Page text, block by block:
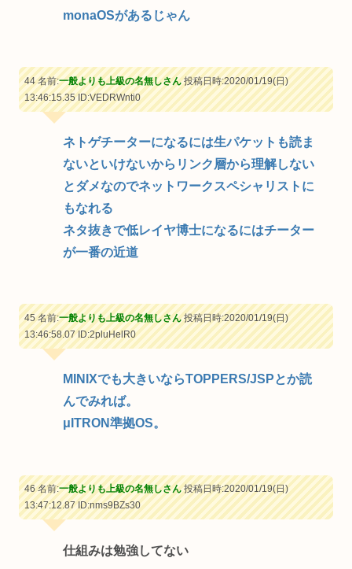
monaOSがあるじゃん
44 名前:一般よりも上級の名無しさん投稿日時:2020/01/19(日)
13:46:15.35ID:VEDRWnti0
ネトゲチーターになるには生パケットも読ま
ないといけないからリンク層から理解しない
とダメなのでネットワークスペシャリストに
もなれる
ネタ抜きで低レイヤ博士になるにはチーター
が一番の近道
45 名前:一般よりも上級の名無しさん投稿日時:2020/01/19(日)
13:46:58.07ID:2pluHelR0
MINIXでも大きいならTOPPERS/JSPとか読
んでみれば。
μITRON準拠OS。
46 名前:一般よりも上級の名無しさん投稿日時:2020/01/19(日)
13:47:12.87ID:nms9BZs30
仕組みは勉強してない